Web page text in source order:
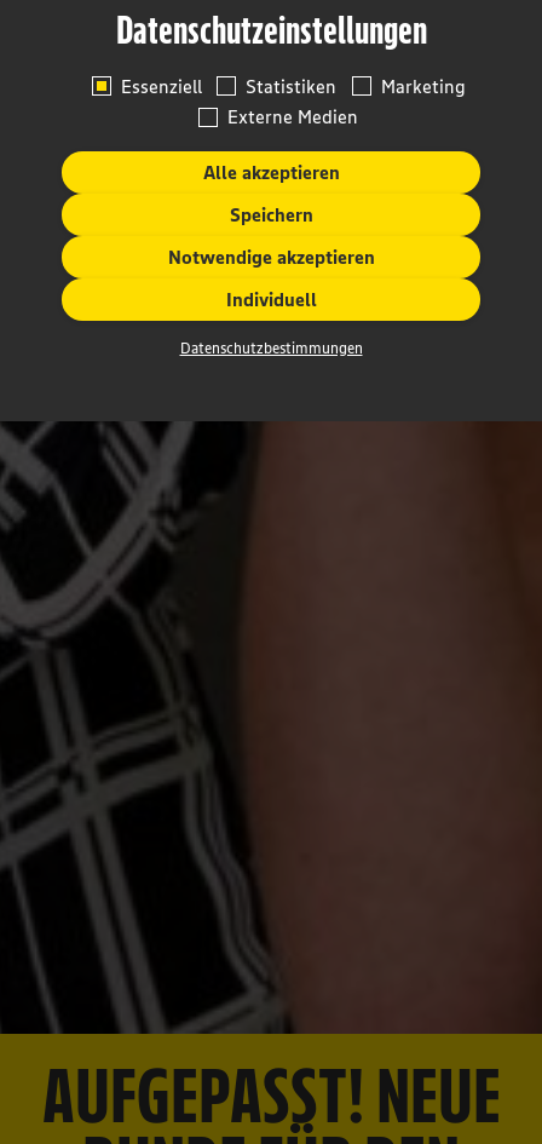
AUFGEPASST! NEUE
Datenschutzeinstellungen
Essenziell Statistiken
Marketing
Externe Medien
Alle akzeptieren
Speichern
Notwendige akzeptieren
Individuell
Datenschutzbestimmungen